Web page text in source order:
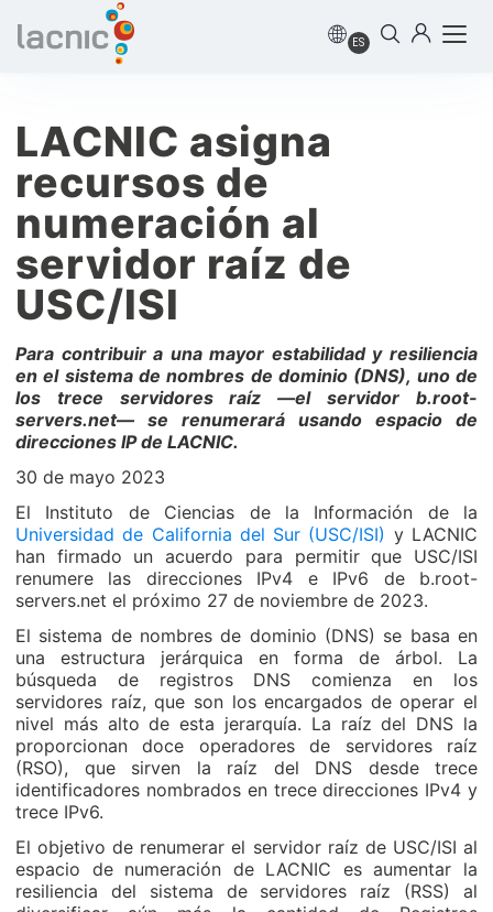
ES
LACNIC asigna
recursos de
numeración al
servidor raíz de
USC/ISI
Para contribuir a una mayor estabilidad y resiliencia
en el sistema de nombres de dominio (DNS), uno de
los trece servidores raíz —el servidor b.root-
servers.net— se renumerará usando espacio de
direcciones IP de LACNIC.
30 de mayo 2023
El Instituto de Ciencias de la Información de la
Universidad de California del Sur (USC/ISI) y LACNIC
han firmado un acuerdo para permitir que USC/ISI
renumere las direcciones IPv4 e IPv6 de b.root-
servers.net el próximo 27 de noviembre de 2023.
El sistema de nombres de dominio (DNS) se basa en
una estructura jerárquica en forma de árbol. La
búsqueda de registros DNS comienza en los
servidores raíz, que son los encargados de operar el
nivel más alto de esta jerarquía. La raíz del DNS la
proporcionan doce operadores de servidores raíz
(RSO), que sirven la raíz del DNS desde trece
identificadores nombrados en trece direcciones IPv4 y
trece IPv6.
El objetivo de renumerar el servidor raíz de USC/ISI al
espacio de numeración de LACNIC es aumentar la
resiliencia del sistema de servidores raíz (RSS) al